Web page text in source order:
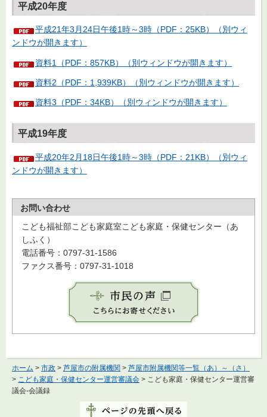
平成20年度
平成21年3月24日午後1時～3時（PDF：25KB）（別ウィ
ンドウが開きます）
資料1（PDF：857KB）（別ウィンドウが開きます）
資料2（PDF：1,939KB）（別ウィンドウが開きます）
資料3（PDF：34KB）（別ウィンドウが開きます）
平成19年度
平成20年2月18日午後1時～3時（PDF：21KB）（別ウィ
ンドウが開きます）
お問い合わせ
こども福祉部こども家庭室こども家庭・保健センター（あ
しふく）
電話番号：0797-31-1586
ファクス番号：0797-31-1018
ホーム > 市政 > 芦屋市の附属機関 > 芦屋市附属機関等一覧（あ）～（さ）
> こども家庭・保健センター運営審議会 > こども家庭・保健センター運営審
議会-会議録